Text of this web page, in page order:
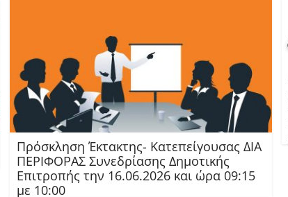
Πρόσκληση Έκτακτης- Κατεπείγουσας ΔΙΑ
ΠΕΡΙΦΟΡΑΣ Συνεδρίασης Δημοτικής
Επιτροπής την 16.06.2026 και ώρα 09:15
με 10:00